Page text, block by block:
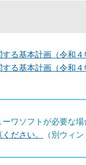
る基本計画（令和
る基本計画（令和
ワソフトが必要な場
ださい。
（別ウィ